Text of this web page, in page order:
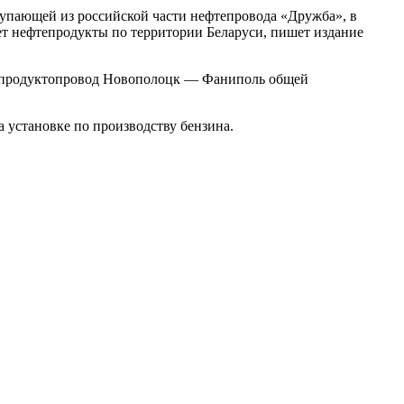
из российской части нефтепровода «Дружба», в
по территории Беларуси, пишет издание
Новополоцк — Фаниполь общей
по производству бензина.